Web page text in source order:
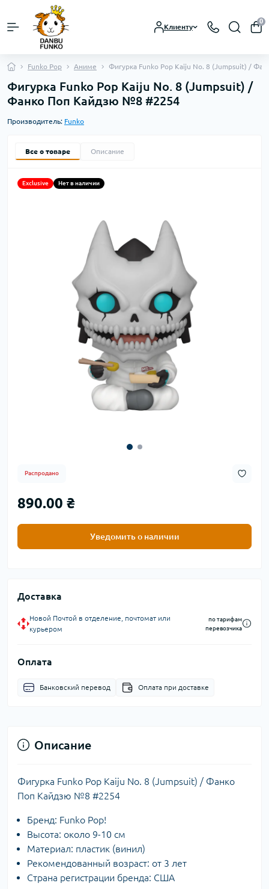
Клиенту
0
Funko Pop Аниме Фигурка Funko Pop Kaiju No. 8 (Jumpsuit) /
Фигурка Funko Pop Kaiju No. 8 (Jumpsuit) /
Фанко Поп Кайдзю №8 #2254
Производитель: Funko
Все о товаре Описание
Exclusive Нет в наличии
Распродано
890.00 ₴
Уведомить о наличии
Доставка
Новой Почтой в отделение, почтомат или
курьером
по тарифам
перевозчика
Оплата
Банковский перевод Оплата при доставке
Описание
Фигурка Funko Pop Kaiju No. 8 (Jumpsuit) / Фанко
Поп Кайдзю №8 #2254
Бренд: Funko Pop!
Высота: около 9-10 см
Материал: пластик (винил)
Рекомендованный возраст: от 3 лет
Страна регистрации бренда: США